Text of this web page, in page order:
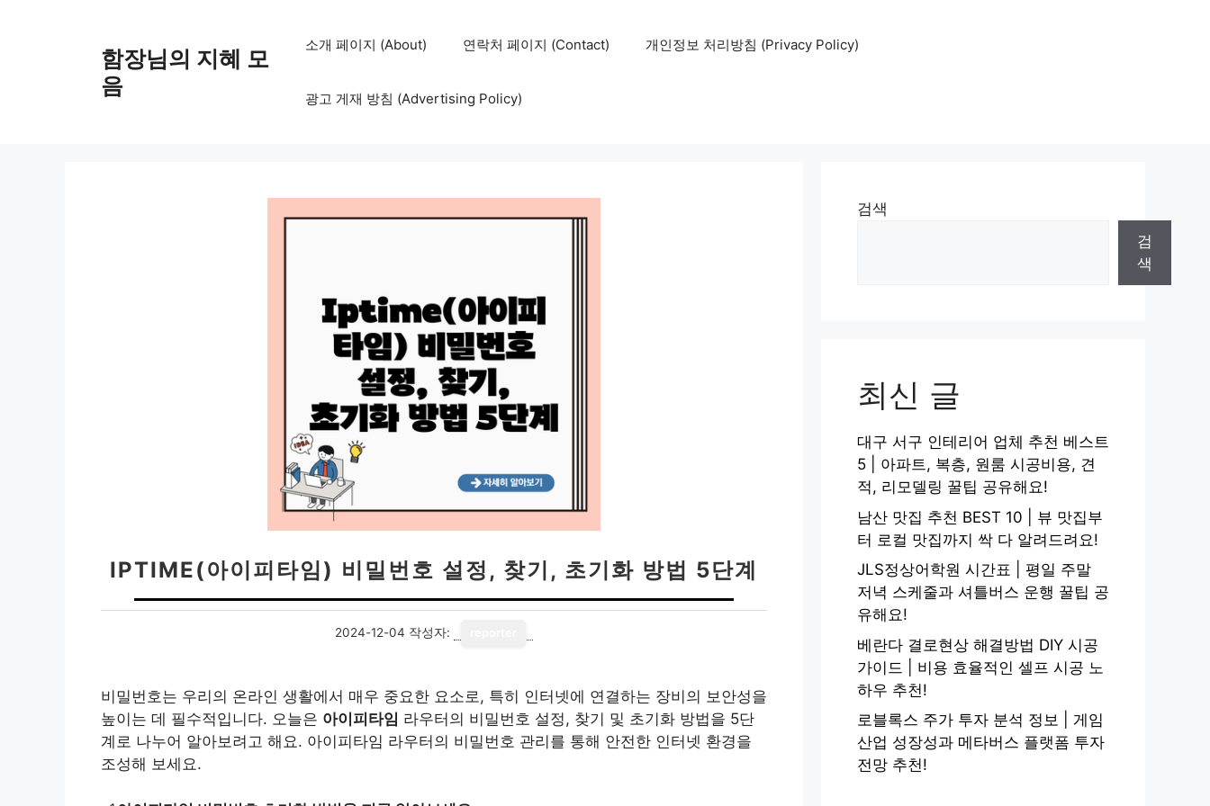
함장님의 지혜 모
음
소개 페이지 (About) 연락처 페이지 (Contact) 개인정보 처리방침 (Privacy Policy)
광고 게재 방침 (Advertising Policy)
IPTIME(아이피타임) 비밀번호 설정, 찾기, 초기화 방법 5단계
2024-12-04 작성자:
비밀번호는 우리의 온라인 생활에서 매우 중요한 요소로, 특히 인터넷에 연결하는 장비의 보안성을
높이는 데 필수적입니다. 오늘은 아이피타임 라우터의 비밀번호 설정, 찾기 및 초기화 방법을 5단
계로 나누어 알아보려고 해요. 아이피타임 라우터의 비밀번호 관리를 통해 안전한 인터넷 환경을
조성해 보세요.
검색
검
색
최신 글
대구 서구 인테리어 업체 추천 베스트
5 | 아파트, 복층, 원룸 시공비용, 견
적, 리모델링 꿀팁 공유해요!
남산 맛집 추천 BEST 10 | 뷰 맛집부
터 로컬 맛집까지 싹 다 알려드려요!
JLS정상어학원 시간표 | 평일 주말
저녁 스케줄과 셔틀버스 운행 꿀팁 공
유해요!
베란다 결로현상 해결방법 DIY 시공
가이드 | 비용 효율적인 셀프 시공 노
하우 추천!
로블록스 주가 투자 분석 정보 | 게임
산업 성장성과 메타버스 플랫폼 투자
전망 추천!